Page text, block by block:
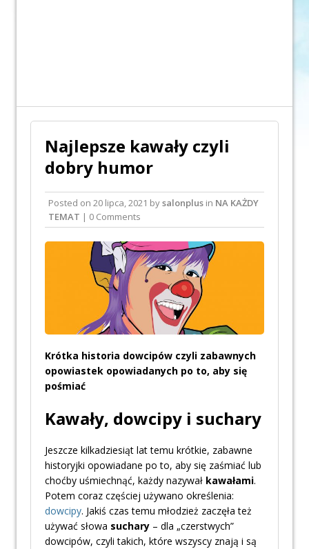
Najlepsze kawały czyli
dobry humor
Posted on 20 lipca, 2021 bysalonplus in NA KAŻDY
TEMAT | 0 Comments
Krótka historia dowcipów czyli zabawnych
opowiastek opowiadanych po to, aby się
pośmiać
Kawały, dowcipy i suchary
Jeszcze kilkadziesiąt lat temu krótkie, zabawne
historyjki opowiadane po to, aby się zaśmiać lub
choćby uśmiechnąć, każdy nazywał kawałami.
Potem coraz częściej używano określenia:
dowcipy. Jakiś czas temu młodzież zaczęła też
używać słowa suchary – dla „czerstwych”
dowcipów, czyli takich, które wszyscy znają i są